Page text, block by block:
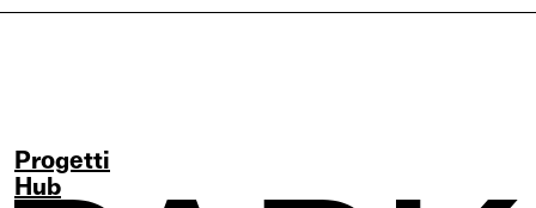
Progetti
Hub